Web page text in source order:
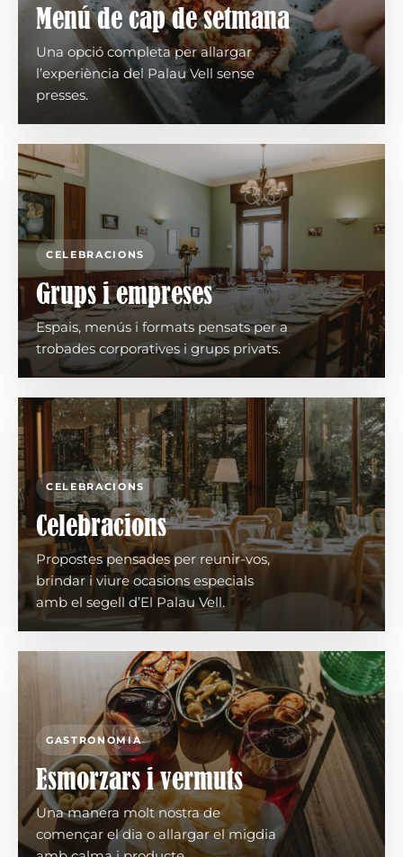
Menú de cap de setmana
Una opció completa per allargar
l’experiència del Palau Vell sense
presses.
CELEBRACIONS
Grups i empreses
Espais, menús i formats pensats per a
trobades corporatives i grups privats.
CELEBRACIONS
Celebracions
Propostes pensades per reunir-vos,
brindar i viure ocasions especials
amb el segell d’El Palau Vell.
GASTRONOMIA
Esmorzars i vermuts
Una manera molt nostra de
començar el dia o allargar el migdia